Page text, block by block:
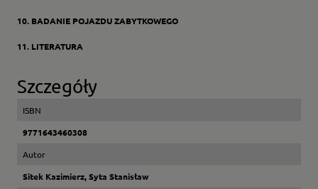
10. BADANIE POJAZDU ZABYTKOWEGO
11. LITERATURA
Szczegóły
ISBN
9771643460308
Autor
Sitek Kazimierz, Syta Stanisław